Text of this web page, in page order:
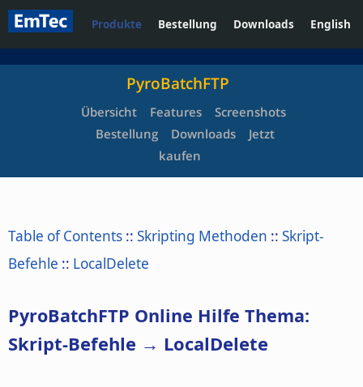
Produkte Bestellung Downloads English
PyroBatchFTP
Übersicht Features
Screenshots
Bestellung
Downloads
Jetzt
kaufen
Table of Contents :: Skripting Methoden :: Skript-
Befehle :: LocalDelete
PyroBatchFTP Online Hilfe Thema:
Skript-Befehle → LocalDelete